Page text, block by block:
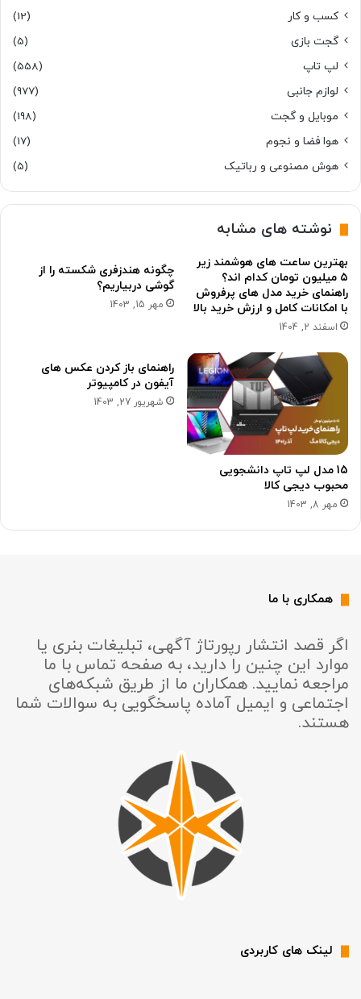
کسب و کار
(12)
گجت بازی
(5)
لپ تاپ
(558)
لوازم جانبی
(977)
موبایل و گجت
(198)
هوا فضا و نجوم
(17)
هوش مصنوعی و رباتیک
(5)
نوشته های مشابه
بهترین ساعت های هوشمند زیر
۵ میلیون تومان کدام اند؟
راهنمای خرید مدل های پرفروش
با امکانات کامل و ارزش خرید بالا
اسفند 2, 1404
چگونه هندزفری شکسته را از
گوشی دربیاریم؟
مهر 15, 1403
15 مدل لپ تاپ دانشجویی
محبوب دیجی کالا
مهر 8, 1403
راهنمای باز کردن عکس های
آیفون در کامپیوتر
شهریور 27, 1403
همکاری با ما
اگر قصد انتشار رپورتاژ آگهی، تبلیغات بنری یا
موارد این چنین را دارید، به صفحه تماس با ما
مراجعه نمایید. همکاران ما از طریق شبکه‌های
اجتماعی و ایمیل آماده پاسخگویی به سوالات شما
هستند.
لینک های کاربردی